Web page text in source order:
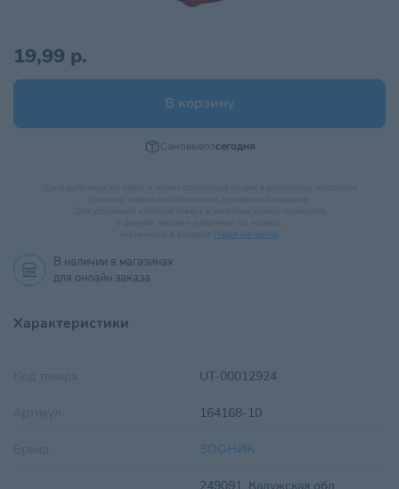
19,99 р.
В корзину
Самовывозсегодня
Наши магазины.
В наличии в магазинах
для онлайн заказа
Характеристики
UT-00012924
164168-10
ЗООНИК